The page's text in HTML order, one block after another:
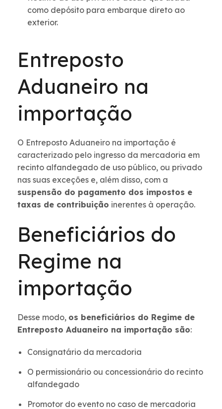
como depósito para embarque direto ao
exterior.
Entreposto
Aduaneiro na
importação
O Entreposto Aduaneiro na importação é
caracterizado pelo ingresso da mercadoria em
recinto alfandegado de uso público, ou privado
nas suas exceções e, além disso, com a
suspensão do pagamento dos impostos e
taxas de contribuição inerentes à operação.
Beneficiários do
Regime na
importação
Desse modo, os beneficiários do Regime de
Entreposto Aduaneiro na importação são:
Consignatário da mercadoria
O permissionário ou concessionário do recinto
alfandegado
Promotor do evento no caso de mercadoria